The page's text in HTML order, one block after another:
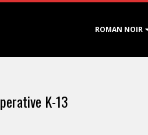
ROMAN NOIR
K-13